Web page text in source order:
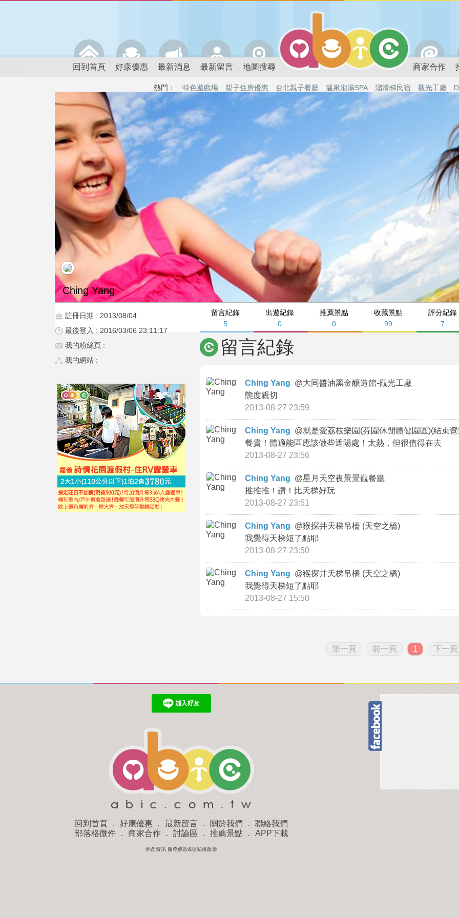
回到首頁 好康優惠 最新消息 最新留言 地圖搜尋 商家合作
熱門： 特色遊戲場 親子住房優惠 台北親子餐廳 溫泉泡湯SPA 溜滑梯民宿 觀光工廠
留言紀錄
5
出遊紀錄
0
推薦景點
0
收藏景點
99
評分紀錄
7
Ching Yang
註冊日期 : 2013/08/04
最後登入 : 2016/03/06 23:11:17
我的粉絲頁 :
我的網站 :
留言紀錄
Ching Yang @大同醬油黑金釀造館-觀光工廠
態度親切
2013-08-27 23:59
Ching Yang @就是愛荔枝樂園(芬園休閒體健園區)(結束
餐貴！體適能區應該做些遮陽處！太熱，但很值得在去
2013-08-27 23:56
Ching Yang @星月天空夜景景觀餐廳
推推推！讚！比天梯好玩
2013-08-27 23:51
Ching Yang @猴探井天梯吊橋 (天空之橋)
我覺得天梯短了點耶
2013-08-27 23:50
Ching Yang @猴探井天梯吊橋 (天空之橋)
我覺得天梯短了點耶
2013-08-27 15:50
第一頁 前一頁 1 下一頁
回到首頁 ． 好康優惠 ． 最新留言 ． 關於我們 ． 聯絡我們
部落格微件． 商家合作． 討論區 ． 推薦景點． APP下載
羿磊資訊 服務條款&隱私權政策